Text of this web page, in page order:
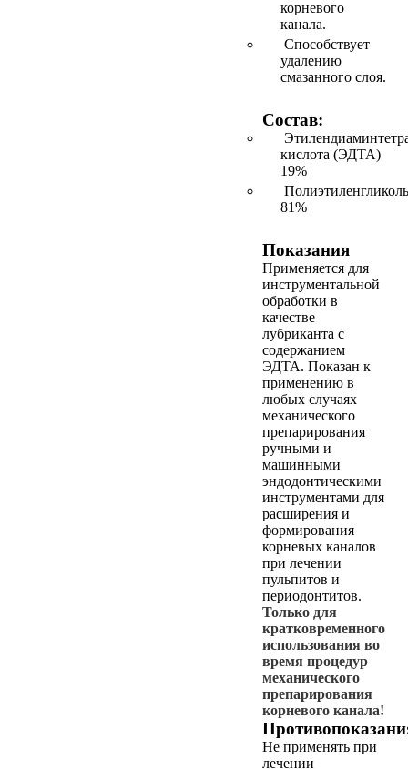
корневого
канала.
Способствует
удалению
смазанного слоя.
Состав:
кислота (ЭДТА)
19%
Полиэтиленгликоль
81%
Показания
Применяется для
инструментальной
обработки в
качестве
лубриканта с
содержанием
ЭДТА. Показан к
применению в
любых случаях
механического
препарирования
ручными и
машинными
эндодонтическими
инструментами для
расширения и
формирования
корневых каналов
при лечении
пульпитов и
периодонтитов.
Только для
кратковременного
использования во
время процедур
механического
препарирования
корневого канала!
Не применять при
лечении